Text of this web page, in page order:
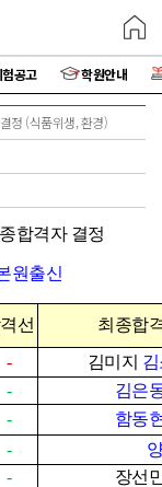
험공고 학원안내
정 (식품위생, 환경)
합격자 결정
원출신
선 최종합
- 김미지
- 김은
- 함동
- 양
-
장선